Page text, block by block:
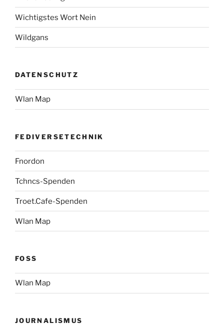
Wichtigstes Wort Nein
Wildgans
DATENSCHUTZ
Wlan Map
FEDIVERSETECHNIK
Fnordon
Tchncs-Spenden
Troet.Cafe-Spenden
Wlan Map
FOSS
Wlan Map
JOURNALISMUS